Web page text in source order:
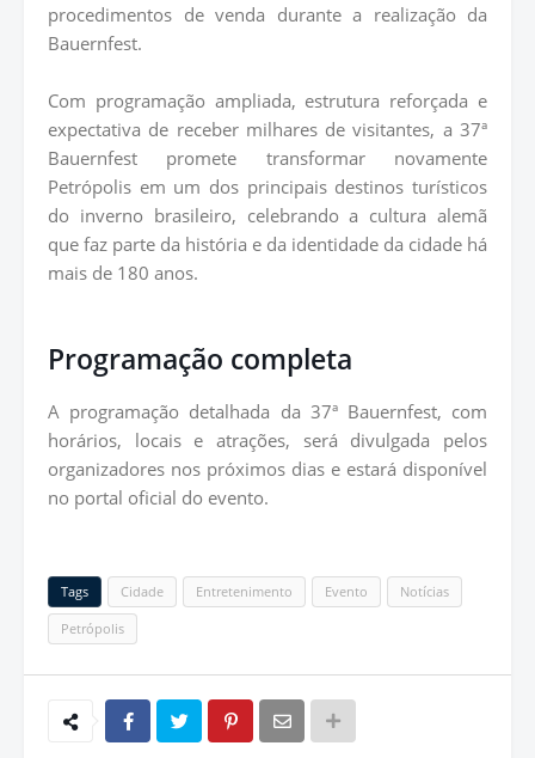
procedimentos de venda durante a realização da
Bauernfest.
Com programação ampliada, estrutura reforçada e
expectativa de receber milhares de visitantes, a 37ª
Bauernfest promete transformar novamente
Petrópolis em um dos principais destinos turísticos
do inverno brasileiro, celebrando a cultura alemã
que faz parte da história e da identidade da cidade há
mais de 180 anos.
Programação completa
A programação detalhada da 37ª Bauernfest, com
horários, locais e atrações, será divulgada pelos
organizadores nos próximos dias e estará disponível
no portal oficial do evento.
Tags Cidade Entretenimento Evento Notícias
Petrópolis